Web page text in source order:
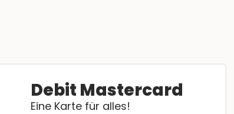
Debit Mastercard
Eine Karte für alles!